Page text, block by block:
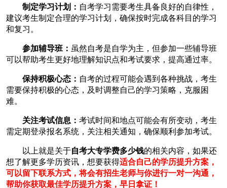
制定学习计划： 自考学习需要考生具备良好的自律性，
建议考生制定合理的学习计划，确保按时完成各科目的学习
和复习。
参加辅导班： 虽然自考是自学为主，但参加一些辅导班
可以帮助考生更好地理解知识点和考试要求，提高通过率。
保持积极心态： 自考的过程可能会遇到各种挑战，考生
需要保持积极的心态，及时调整自己的学习策略，克服困
难。
关注考试信息： 考试时间和地点可能会有所变动，考生
需定期登录报名系统，关注相关通知，确保顺利参加考试。
以上就是关于自考大专学费多少钱的相关内容，如果还
想了解更多学历资讯，想要获得适合自己的学历提升方案，
可以留下联系方式，将会有招生老师与你进行一对一沟通，
帮助你获取最佳学历提升方案，早日拿证！